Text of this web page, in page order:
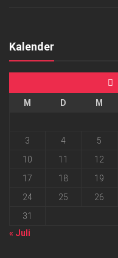
Kalender
M D M
3
4 5
10
11 12
17
18 19
24
25 26
31
« Juli